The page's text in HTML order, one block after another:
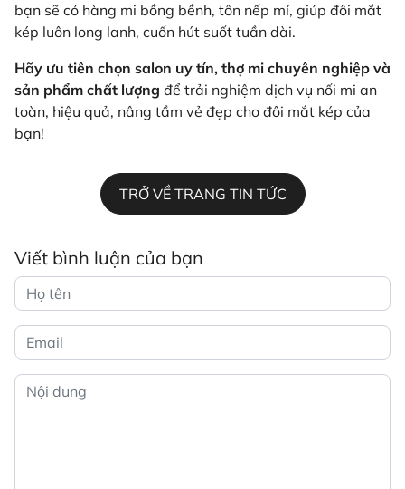
bạn sẽ có hàng mi bồng bềnh, tôn nếp mí, giúp đôi mắt
kép luôn long lanh, cuốn hút suốt tuần dài.
Hãy ưu tiên chọn salon uy tín, thợ mi chuyên nghiệp và
sản phẩm chất lượng để trải nghiệm dịch vụ nối mi an
toàn, hiệu quả, nâng tầm vẻ đẹp cho đôi mắt kép của
bạn!
TRỞ VỀ TRANG TIN TỨC
Viết bình luận của bạn